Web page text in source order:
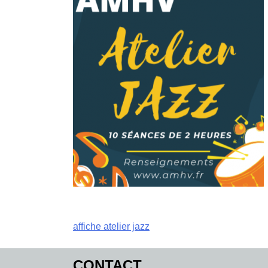
Navigation
de
affiche atelier jazz